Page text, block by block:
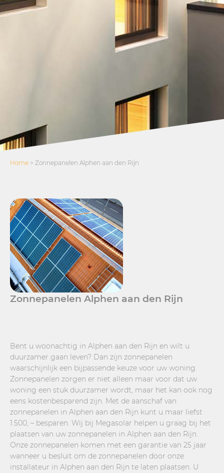
Home > Zonnepanelen Alphen aan den Rijn
Zonnepanelen Alphen aan den Rijn
Bent u woonachtig in Alphen aan den Rijn en wilt u
duurzamer gaan leven? Dan zijn zonnepanelen
waarschijnlijk een bijpassende keuze voor uw woning.
Zonnepanelen zorgen er niet alleen maar voor dat uw
woning een stuk duurzamer wordt, maar het kan ook nog
eens kostenbesparend zijn. Met de aanschaf van
zonnepanelen in Alphen aan den Rijn kunt u maar liefst
1.500, – besparen. Wij bij Megasolar helpen u graag bij het
plaatsen van uw zonnepanelen in Alphen aan den Rijn.
Onze zonnepanelen komen met een garantie van 25 jaar
wanneer u besluit om de zonnepanelen door onze
installateur in Alphen aan den Rijn te laten plaatsen. U